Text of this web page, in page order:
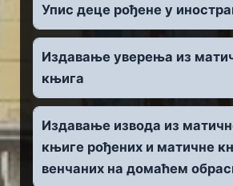
Упис деце рођене у
Издавање уверења из
књига
Издавање извода из
књиге рођених и матичне
венчаних на домаћем